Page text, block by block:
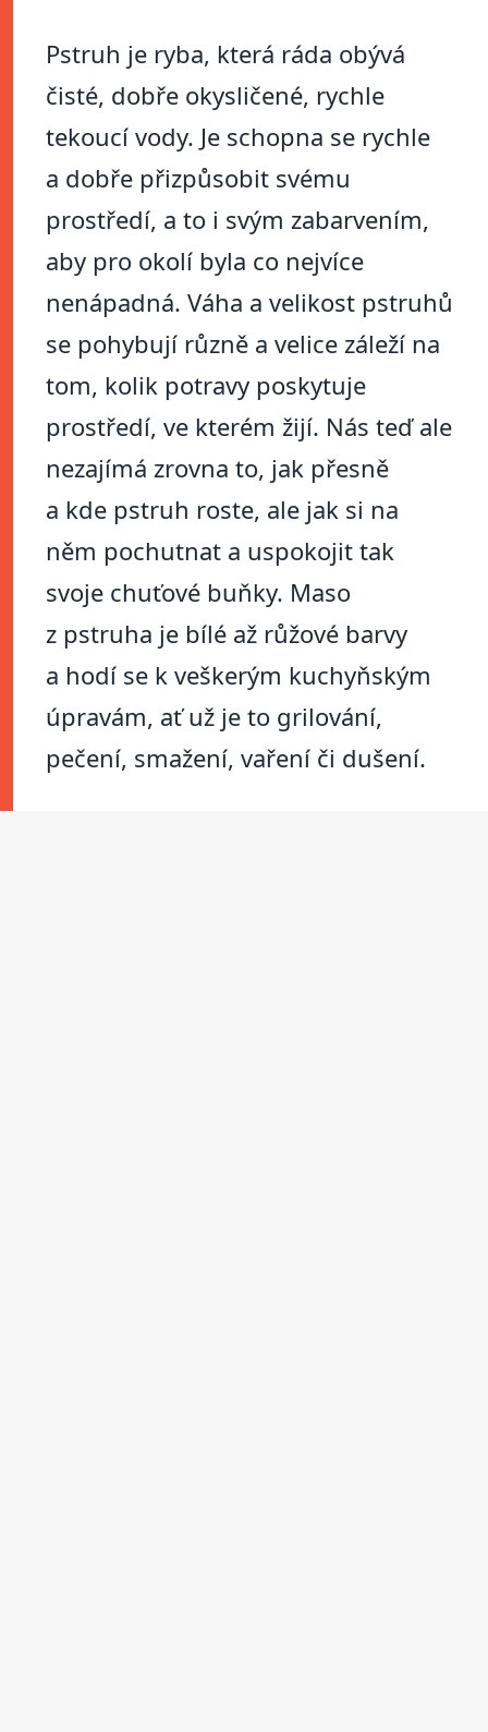
Pstruh je ryba, která ráda obývá
čisté, dobře okysličené, rychle
tekoucí vody. Je schopna se rychle
a dobře přizpůsobit svému
prostředí, a to i svým zabarvením,
aby pro okolí byla co nejvíce
nenápadná. Váha a velikost pstruhů
se pohybují různě a velice záleží na
tom, kolik potravy poskytuje
prostředí, ve kterém žijí. Nás teď ale
nezajímá zrovna to, jak přesně
a kde pstruh roste, ale jak si na
něm pochutnat a uspokojit tak
svoje chuťové buňky. Maso
z pstruha je bílé až růžové barvy
a hodí se k veškerým kuchyňským
úpravám, ať už je to grilování,
pečení, smažení, vaření či dušení.